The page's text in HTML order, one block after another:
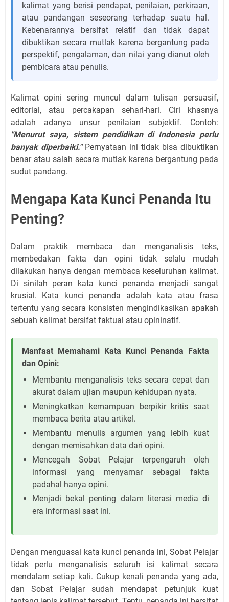
kalimat yang berisi pendapat, penilaian, perkiraan,
atau pandangan seseorang terhadap suatu hal.
Kebenarannya bersifat relatif dan tidak dapat
dibuktikan secara mutlak karena bergantung pada
perspektif, pengalaman, dan nilai yang dianut oleh
pembicara atau penulis.
Kalimat opini sering muncul dalam tulisan persuasif,
editorial, atau percakapan sehari-hari. Ciri khasnya
adalah adanya unsur penilaian subjektif. Contoh:
"Menurut saya, sistem pendidikan di Indonesia perlu
banyak diperbaiki."Pernyataan ini tidak bisa dibuktikan
benar atau salah secara mutlak karena bergantung pada
sudut pandang.
Mengapa Kata Kunci Penanda Itu
Penting?
Dalam praktik membaca dan menganalisis teks,
membedakan fakta dan opini tidak selalu mudah
dilakukan hanya dengan membaca keseluruhan kalimat.
Di sinilah peran kata kunci penanda menjadi sangat
krusial. Kata kunci penanda adalah kata atau frasa
tertentu yang secara konsisten mengindikasikan apakah
sebuah kalimat bersifat faktual atau opininatif.
Manfaat Memahami Kata Kunci Penanda Fakta
dan Opini:
Membantu menganalisis teks secara cepat dan
akurat dalam ujian maupun kehidupan nyata.
Meningkatkan kemampuan berpikir kritis saat
membaca berita atau artikel.
Membantu menulis argumen yang lebih kuat
dengan memisahkan data dari opini.
Mencegah Sobat Pelajar terpengaruh oleh
informasi yang menyamar sebagai fakta
padahal hanya opini.
Menjadi bekal penting dalam literasi media di
era informasi saat ini.
Dengan menguasai kata kunci penanda ini, Sobat Pelajar
tidak perlu menganalisis seluruh isi kalimat secara
mendalam setiap kali. Cukup kenali penanda yang ada,
dan Sobat Pelajar sudah mendapat petunjuk kuat